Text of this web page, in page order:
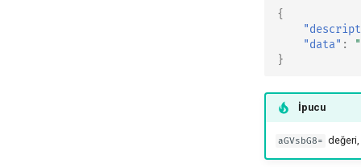
{
"data" :
}
İpucu
aGVsbG8= değeri,